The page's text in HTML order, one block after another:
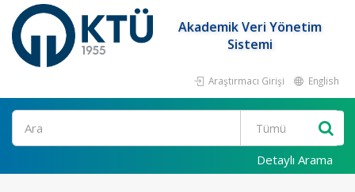
Akademik Veri Yönetim
Sistemi
Araştırmacı Girişi English
Ara
Detaylı Arama